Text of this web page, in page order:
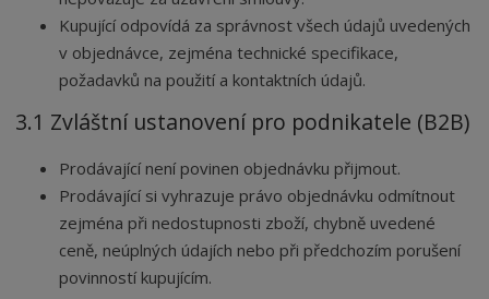
Kupující odpovídá za správnost všech údajů uvedených
v objednávce, zejména technické specifikace,
požadavků na použití a kontaktních údajů.
3.1 Zvláštní ustanovení pro podnikatele (B2B)
Prodávající není povinen objednávku přijmout.
Prodávající si vyhrazuje právo objednávku odmítnout
zejména při nedostupnosti zboží, chybně uvedené
ceně, neúplných údajích nebo při předchozím porušení
povinností kupujícím.